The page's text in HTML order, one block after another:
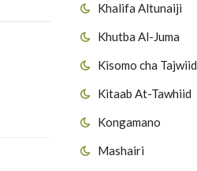
Khalifa Altunaiji
Khutba Al-Juma
Kisomo cha Tajwiid
Kitaab At-Tawhiid
Kongamano
Mashairi